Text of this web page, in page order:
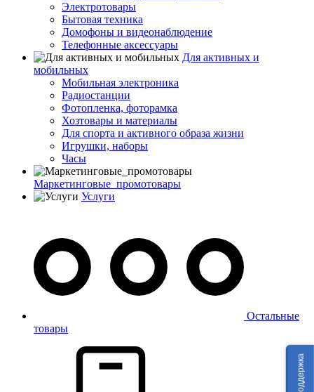
Электротовары
Бытовая техника
Домофоны и видеонаблюдение
Телефонные аксессуары
Для активных и
мобильных
Мобильная электроника
Радиостанции
Фотопленка, фоторамка
Хозтовары и материалы
Для спорта и активного образа жизни
Игрушки, наборы
Часы
Маркетинговые_промотовары
Услуги
Остальные
товары